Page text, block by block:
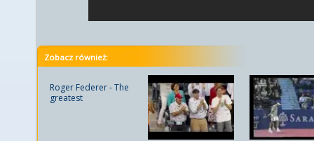
Zobacz również:
Roger Federer - The
greatest